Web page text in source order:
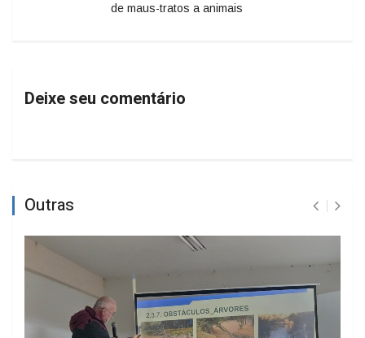
de maus-tratos a animais
Deixe seu comentário
Outras